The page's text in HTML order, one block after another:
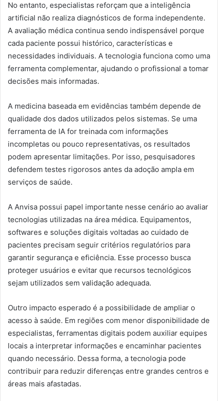
No entanto, especialistas reforçam que a inteligência
artificial não realiza diagnósticos de forma independente.
A avaliação médica continua sendo indispensável porque
cada paciente possui histórico, características e
necessidades individuais. A tecnologia funciona como uma
ferramenta complementar, ajudando o profissional a tomar
decisões mais informadas.
A medicina baseada em evidências também depende de
qualidade dos dados utilizados pelos sistemas. Se uma
ferramenta de IA for treinada com informações
incompletas ou pouco representativas, os resultados
podem apresentar limitações. Por isso, pesquisadores
defendem testes rigorosos antes da adoção ampla em
serviços de saúde.
A Anvisa possui papel importante nesse cenário ao avaliar
tecnologias utilizadas na área médica. Equipamentos,
softwares e soluções digitais voltadas ao cuidado de
pacientes precisam seguir critérios regulatórios para
garantir segurança e eficiência. Esse processo busca
proteger usuários e evitar que recursos tecnológicos
sejam utilizados sem validação adequada.
Outro impacto esperado é a possibilidade de ampliar o
acesso à saúde. Em regiões com menor disponibilidade de
especialistas, ferramentas digitais podem auxiliar equipes
locais a interpretar informações e encaminhar pacientes
quando necessário. Dessa forma, a tecnologia pode
contribuir para reduzir diferenças entre grandes centros e
áreas mais afastadas.